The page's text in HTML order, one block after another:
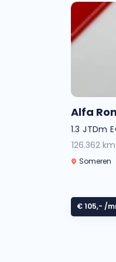
Alfa
1.3 JTDm
126.362 km
Someren
€ 105,- /